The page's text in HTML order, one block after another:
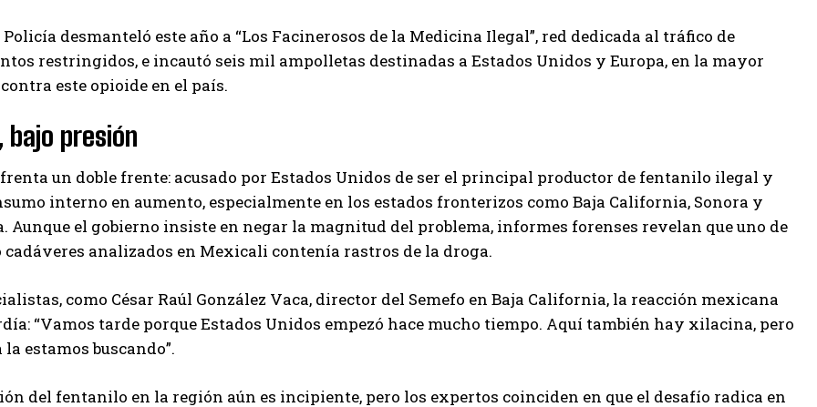
Policía desmanteló este año a “Los Facinerosos de la Medicina Ilegal”, red dedicada al tráfico de
restringidos, e incautó seis mil ampolletas destinadas a Estados Unidos y Europa, en la mayor
este opioide en el país.
bajo presión
un doble frente: acusado por Estados Unidos de ser el principal productor de fentanilo ilegal y
interno en aumento, especialmente en los estados fronterizos como Baja California, Sonora y
Aunque el gobierno insiste en negar la magnitud del problema, informes forenses revelan que uno de
cadáveres analizados en Mexicali contenía rastros de la droga.
como César Raúl González Vaca, director del Semefo en Baja California, la reacción mexicana
“Vamos tarde porque Estados Unidos empezó hace mucho tiempo. Aquí también hay xilacina, pero
estamos buscando”.
del fentanilo en la región aún es incipiente, pero los expertos coinciden en que el desafío radica en